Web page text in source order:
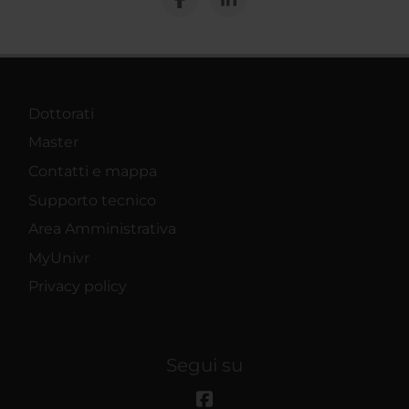
Dottorati
Master
Contatti e mappa
Supporto tecnico
Area Amministrativa
MyUnivr
Privacy policy
Segui su